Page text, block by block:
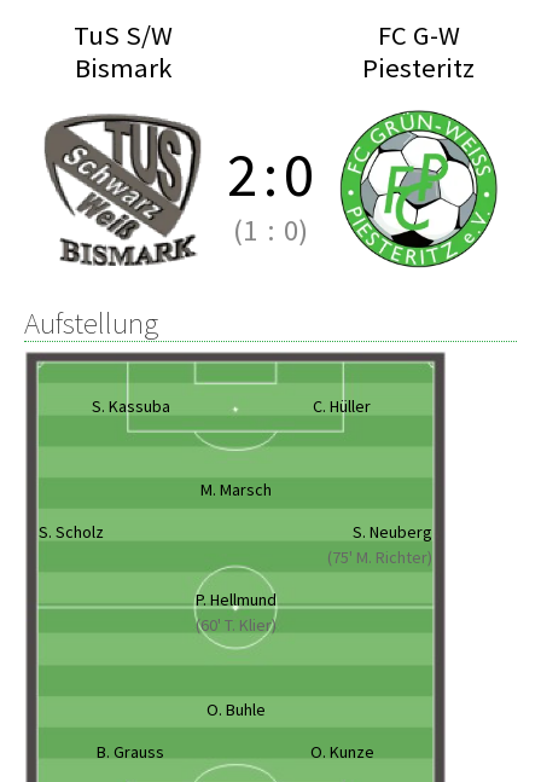
TuS S/W
Bismark
FC G-W
Piesteritz
2:0
(1 : 0)
Aufstellung
S. Kassuba C. Hüller
M. Marsch
S. Scholz
S. Neuberg
(75' M. Richter)
P. Hellmund
(60' T. Klier)
O. Buhle
B. Grauss
O. Kunze